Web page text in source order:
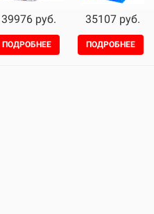
39976 руб.
ПОДРОБНЕЕ
35107 руб.
ПОДРОБНЕЕ